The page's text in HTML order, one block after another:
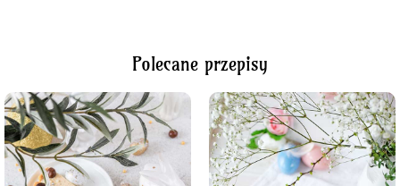
Polecane przepisy